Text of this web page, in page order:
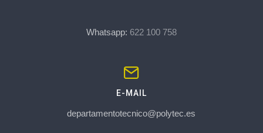
Whatsapp: 622 100 758
E-MAIL
departamentotecnico@polytec.es